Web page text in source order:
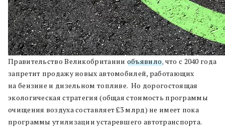
Правительство Великобритании объявило, что с 2040 года
запретит продажу новых автомобилей, работающих
на бензине и дизельном топливе. Но дорогостоящая
экологическая стратегия (общая стоимость программы
очищения воздуха составляет £3 млрд) не имеет пока
программы утилизации устаревшего автотранспорта.